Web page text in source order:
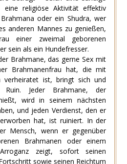
eine religiöse Aktivität effektiv
oder ein Shudra, wer
anderen Mannes zu genießen,
einer zweimal geborenen
sein als ein Hundefresser.
Brahmane, das gerne Sex mit
Brahmanenfrau hat, die mit
verheiratet ist, bringt sich und
Jeder Brahmane, der
wird in seinem nächsten
und jeden Verdienst, den er
hat, ist ruiniert. In der
Mensch, wenn er gegenüber
Brahmanen oder einem
zeigt, sofort seinen
sowie seinen Reichtum